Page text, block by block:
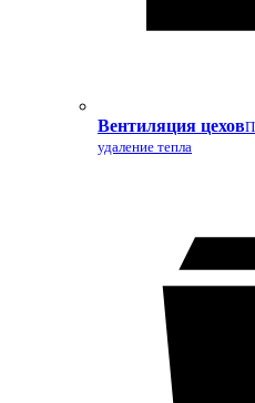
Вентиляция цехов
удаление тепла